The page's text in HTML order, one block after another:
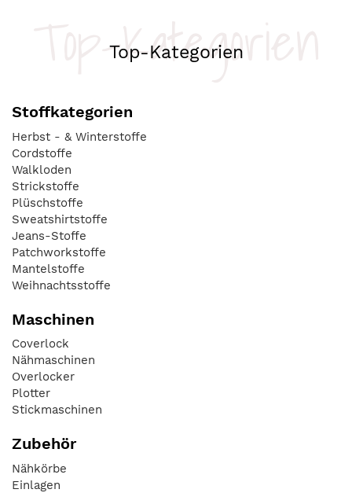
Top-Kategorien
Top-Kategorien
Stoffkategorien
Herbst - & Winterstoffe
Cordstoffe
Walkloden
Strickstoffe
Plüschstoffe
Sweatshirtstoffe
Jeans-Stoffe
Patchworkstoffe
Mantelstoffe
Weihnachtsstoffe
Maschinen
Coverlock
Nähmaschinen
Overlocker
Plotter
Stickmaschinen
Zubehör
Nähkörbe
Einlagen